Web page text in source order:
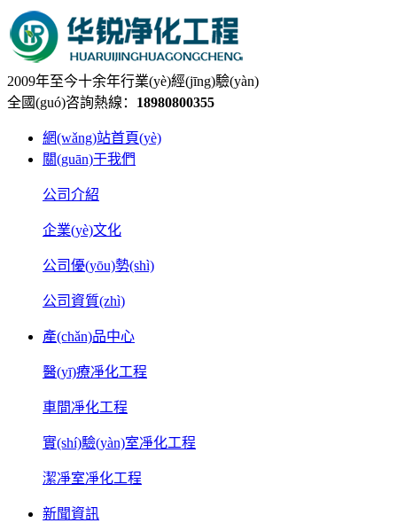
2009年至今十余年行業(yè)經(jīng)驗(yàn)
全國(guó)咨詢熱線： 18980800355
網(wǎng)站首頁(yè)
關(guān)于我們
公司介紹
企業(yè)文化
公司優(yōu)勢(shì)
公司資質(zhì)
產(chǎn)品中心
醫(yī)療凈化工程
車間凈化工程
實(shí)驗(yàn)室凈化工程
潔凈室凈化工程
新聞資訊